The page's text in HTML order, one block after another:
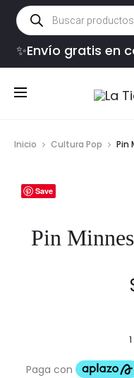
Búsqueda
de
productos
✨Envío gratis en
Inicio Cultura Pop Pin
Save
Pin